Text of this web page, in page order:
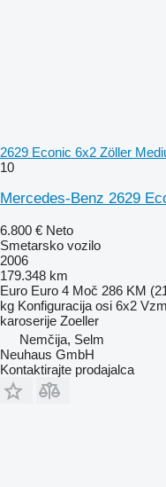
2629 Econic 6x2 Zöller
10
Mercedes-Benz 2629
6.800 € Neto
Smetarsko vozilo
2006
179.348 km
Euro Euro 4 Moč 286 KM
kg Konfiguracija osi 6x2
karoserije Zoeller
Nemčija, Selm
Neuhaus GmbH
Kontaktirajte prodajalca